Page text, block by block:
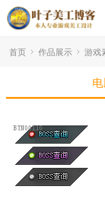
首页 作品展示 游戏